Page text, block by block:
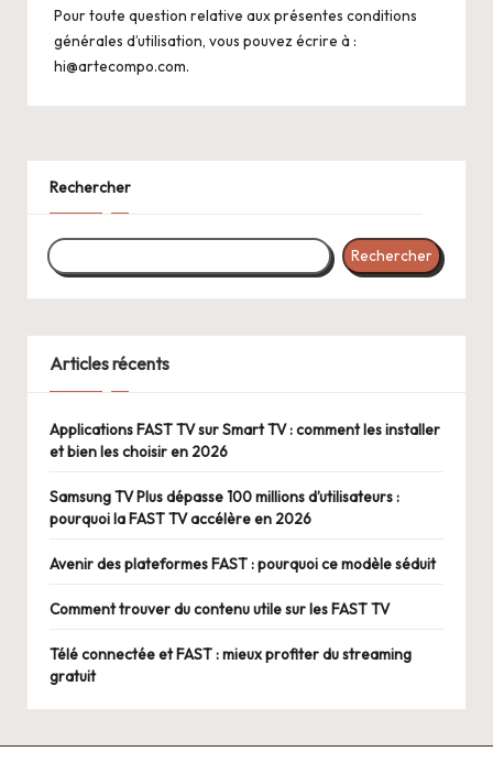
Pour toute question relative aux présentes conditions
générales d’utilisation, vous pouvez écrire à :
hi@artecompo.com.
Rechercher
Rechercher
Articles récents
Applications FAST TV sur Smart TV : comment les installer
et bien les choisir en 2026
Samsung TV Plus dépasse 100 millions d’utilisateurs :
pourquoi la FAST TV accélère en 2026
Avenir des plateformes FAST : pourquoi ce modèle séduit
Comment trouver du contenu utile sur les FAST TV
Télé connectée et FAST : mieux profiter du streaming
gratuit